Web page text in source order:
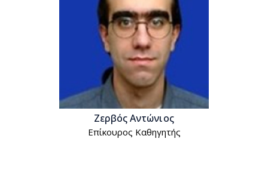
Ζερβός Αντώνιος
Επίκουρος Kαθηγητής